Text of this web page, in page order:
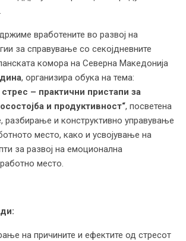
вработените во развој на
за справување со секојдневните
комора на Северна Македонија
, организира обука на тема:
– практични пристапи за
и продуктивност“, посветена
разбирање и конструктивно управување
место, како и усвојување на
за развој на емоционална
место.
на причините и ефектите од стресот